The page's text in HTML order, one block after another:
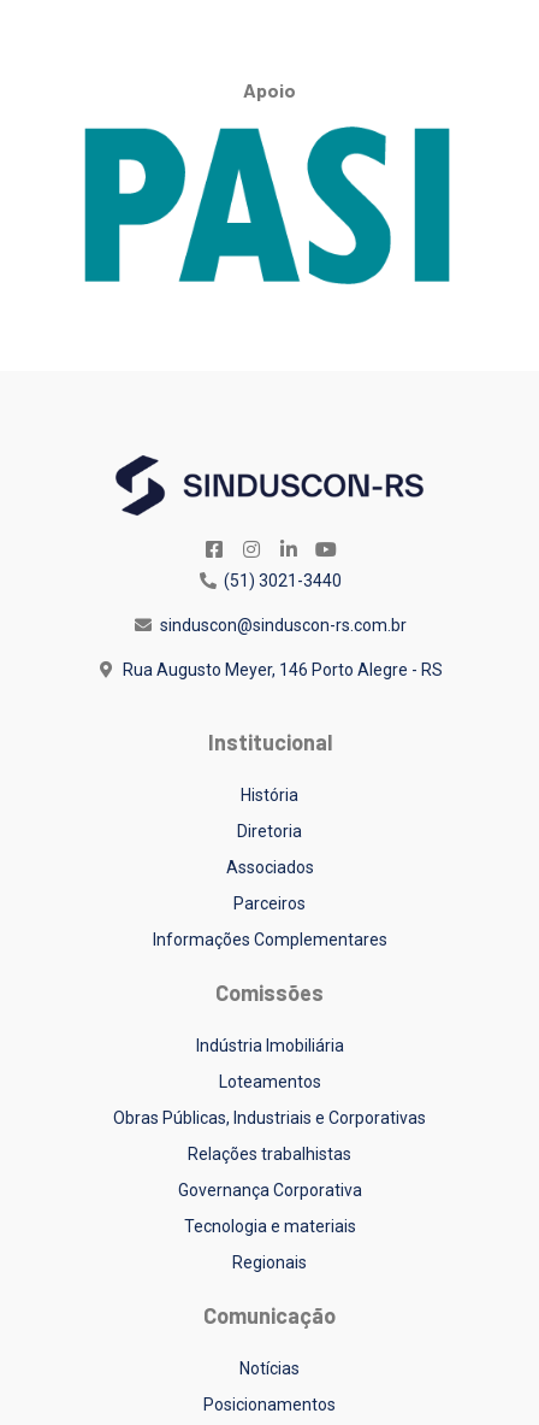
Apoio
(51) 3021-3440
sinduscon@sinduscon-rs.com.br
Rua Augusto Meyer, 146 Porto Alegre - RS
Institucional
História
Diretoria
Associados
Parceiros
Informações Complementares
Comissões
Indústria Imobiliária
Loteamentos
Obras Públicas, Industriais e Corporativas
Relações trabalhistas
Governança Corporativa
Tecnologia e materiais
Regionais
Comunicação
Notícias
Posicionamentos